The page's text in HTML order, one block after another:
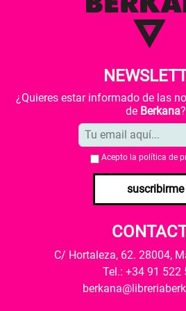
¿Quieres estar informado de las
de Berkana?
Acepto la política de
suscribirme
C/ Hortaleza, 62. 28004,
Tel.: +34 91 522